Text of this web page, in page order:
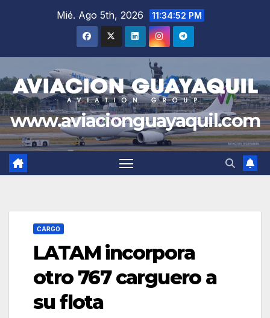
Mié. Ago 5th, 2026 11:34:53 PM
www.aviacionguayaquil.com
CARGO
LATAM incorpora
otro 767 carguero a
su flota